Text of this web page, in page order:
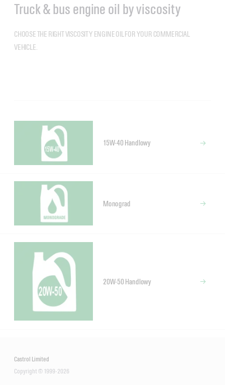
Truck & bus engine oil by viscosity
CHOOSE THE RIGHT VISCOSITY ENGINE OIL FOR YOUR COMMERCIAL
VEHICLE.
15W-40 Handlowy
Monograd
20W-50 Handlowy
Castrol Limited
Copyright © 1999-2026